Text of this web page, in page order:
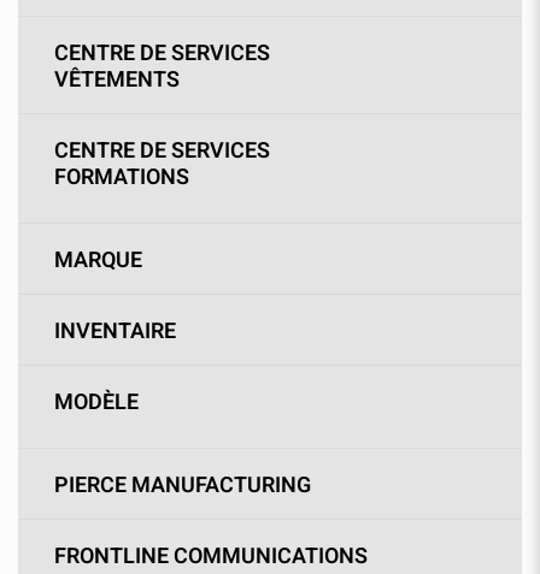
CENTRE DE SERVICES
VÊTEMENTS
CENTRE DE SERVICES
FORMATIONS
MARQUE
INVENTAIRE
MODÈLE
PIERCE MANUFACTURING
FRONTLINE COMMUNICATIONS